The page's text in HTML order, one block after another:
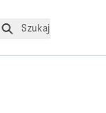
Szukaj